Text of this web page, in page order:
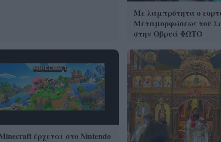
Με λαμπρότητα ο
Μεταμορφώσεως του
στην Οβρυά ΦΩΤΟ
έρχεται στο Nintendo